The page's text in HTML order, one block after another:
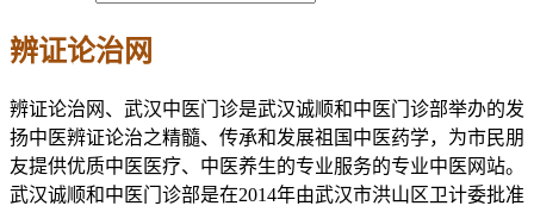
辨证论治网
辨证论治网、武汉中医门诊是武汉诚顺和中医门诊部举办的发
扬中医辨证论治之精髓、传承和发展祖国中医药学，为市民朋
友提供优质中医医疗、中医养生的专业服务的专业中医网站。
武汉诚顺和中医门诊部是在2014年由武汉市洪山区卫计委批准